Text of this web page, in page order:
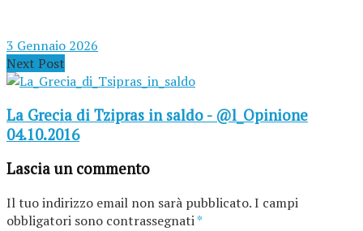
3 Gennaio 2026
Next Post
La Grecia di Tzipras in saldo - @l_Opinione
04.10.2016
Lascia un commento
Il tuo indirizzo email non sarà pubblicato.I campi
obbligatori sono contrassegnati*